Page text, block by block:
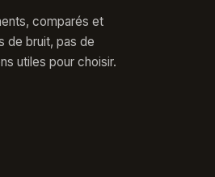
comparés et
de bruit, pas de
utiles pour choisir.